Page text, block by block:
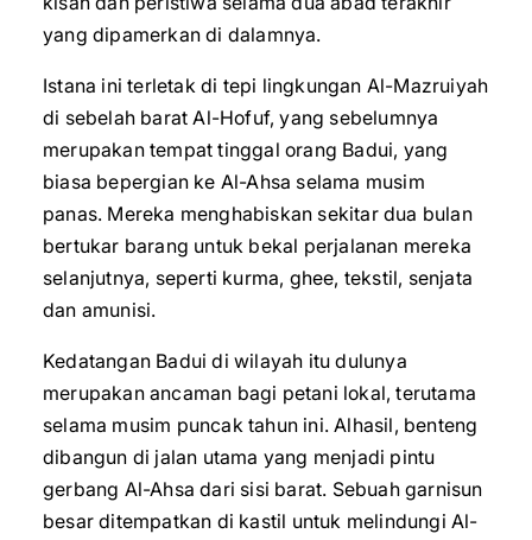
yang dipamerkan di dalamnya.
Istana ini terletak di tepi lingkungan Al-Mazruiyah
di sebelah barat Al-Hofuf, yang sebelumnya
merupakan tempat tinggal orang Badui, yang
biasa bepergian ke Al-Ahsa selama musim
panas. Mereka menghabiskan sekitar dua bulan
bertukar barang untuk bekal perjalanan mereka
selanjutnya, seperti kurma, ghee, tekstil, senjata
dan amunisi.
Kedatangan Badui di wilayah itu dulunya
merupakan ancaman bagi petani lokal, terutama
selama musim puncak tahun ini. Alhasil, benteng
dibangun di jalan utama yang menjadi pintu
gerbang Al-Ahsa dari sisi barat. Sebuah garnisun
besar ditempatkan di kastil untuk melindungi Al-